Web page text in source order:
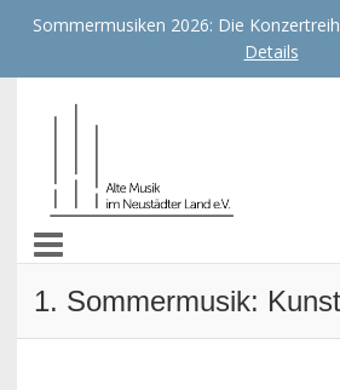
Sommermusiken 2026: Die
Details
Alte Musik im
Land e.V.
1. Sommermusik: